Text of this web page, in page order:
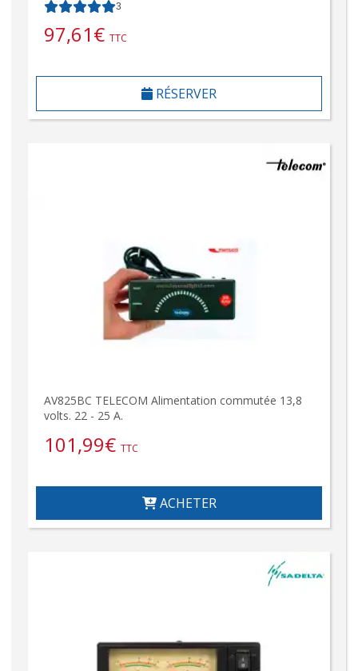
3
97,61€ TTC
RÉSERVER
AV825BC TELECOM Alimentation commutée 13,8
volts. 22 - 25 A.
101,99€ TTC
ACHETER